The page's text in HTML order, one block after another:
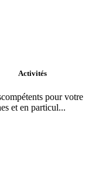
Activités
pour votre
et en particul...